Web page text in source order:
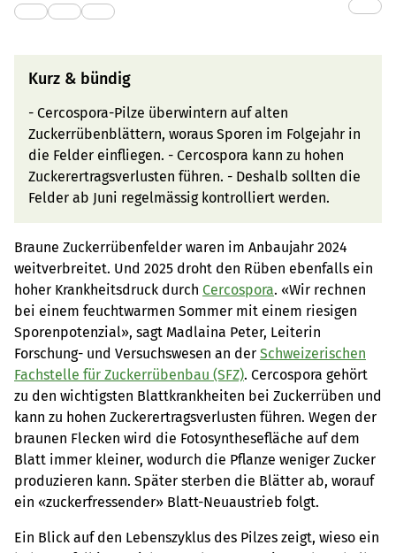
Kurz & bündig
- Cercospora-Pilze überwintern auf alten
Zuckerrübenblättern, woraus Sporen im Folgejahr in
die Felder einfliegen. - Cercospora kann zu hohen
Zuckerertragsverlusten führen. - Deshalb sollten die
Felder ab Juni regelmässig kontrolliert werden.
Braune Zuckerrübenfelder waren im Anbaujahr 2024
weitverbreitet. Und 2025 droht den Rüben ebenfalls ein
hoher Krankheitsdruck durch Cercospora. «Wir rechnen
bei einem feuchtwarmen Sommer mit einem riesigen
Sporenpotenzial», sagt Madlaina Peter, Leiterin
Forschung- und Versuchswesen an der Schweizerischen
Fachstelle für Zuckerrübenbau (SFZ). Cercospora gehört
zu den wichtigsten Blattkrankheiten bei Zuckerrüben und
kann zu hohen Zuckerertragsverlusten führen. Wegen der
braunen Flecken wird die Fotosynthesefläche auf dem
Blatt immer kleiner, wodurch die Pflanze weniger Zucker
produzieren kann. Später sterben die Blätter ab, worauf
ein «zuckerfressender» Blatt-Neuaustrieb folgt.
Ein Blick auf den Lebenszyklus des Pilzes zeigt, wieso ein